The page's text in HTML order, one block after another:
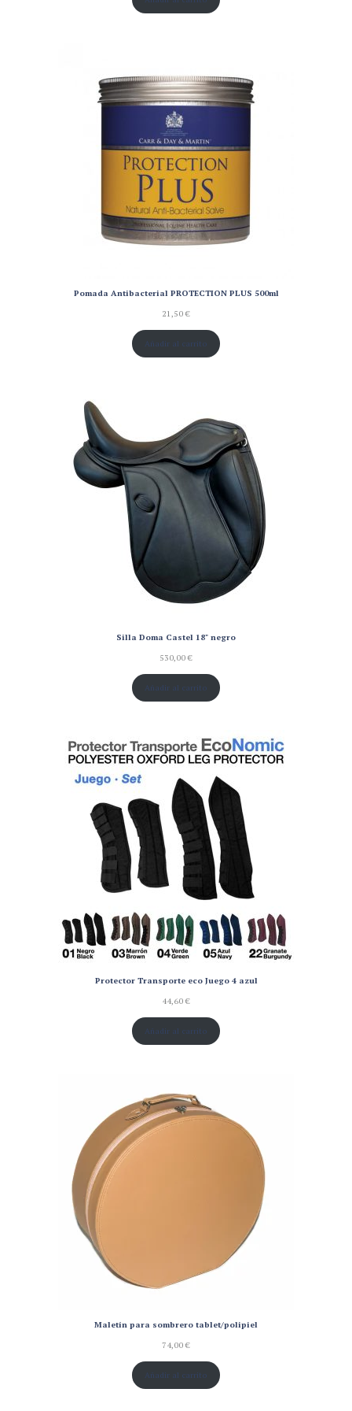
Pomada Antibacterial PROTECTION PLUS 500ml
21,50€
Añadir al carrito
Silla Doma Castel 18" negro
530,00€
Añadir al carrito
Protector Transporte eco Juego 4 azul
44,60€
Añadir al carrito
Maletín para sombrero tablet/polipiel
74,00€
Añadir al carrito